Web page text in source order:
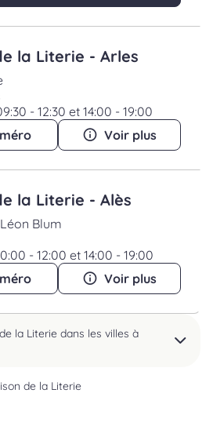
la Literie - Arles
- 12:30 et 14:00 - 19:00
Voir plus
la Literie - Alès
Blum
- 12:00 et 14:00 - 19:00
Voir plus
la Literie dans les villes à
de la Literie